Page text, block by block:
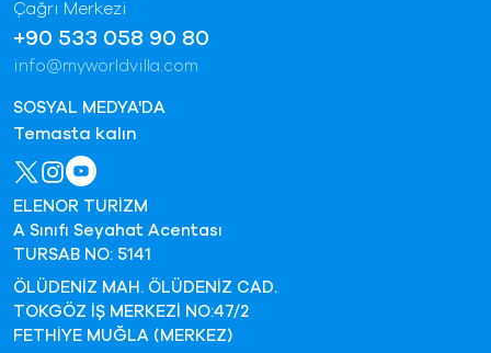
Çağrı Merkezi
+90 533 058 90 80
info@myworldvilla.com
SOSYAL MEDYA'DA
Temasta kalın
ELENOR TURİZM
A Sınıfı Seyahat Acentası
TURSAB NO: 5141
ÖLÜDENİZ MAH. ÖLÜDENİZ CAD.
TOKGÖZ İŞ MERKEZİ NO:47/2
FETHİYE MUĞLA (MERKEZ)